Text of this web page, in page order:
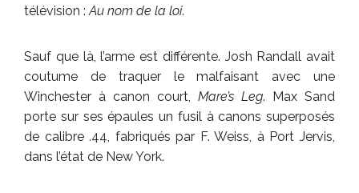
télévision :Au nom de la loi.
Sauf que là, l’arme est différente. Josh Randall avait
coutume de traquer le malfaisant avec une
Winchester à canon court, Mare’s Leg. Max Sand
porte sur ses épaules un fusil à canons superposés
de calibre .44, fabriqués par F. Weiss, à Port Jervis,
dans l’état de New York.